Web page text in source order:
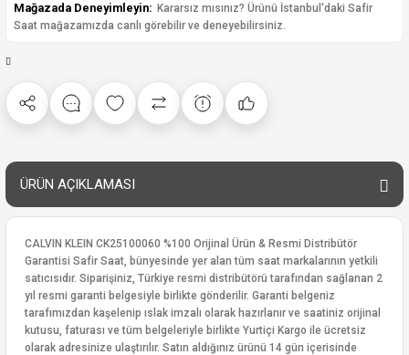
Mağazada Deneyimleyin: Kararsız mısınız? Ürünü İstanbul'daki Safir
Saat mağazamızda canlı görebilir ve deneyebilirsiniz.
ÜRÜN AÇIKLAMASI
CALVIN KLEIN CK25100060 %100 Orijinal Ürün & Resmi Distribütör
Garantisi Safir Saat, bünyesinde yer alan tüm saat markalarının yetkili
satıcısıdır. Siparişiniz, Türkiye resmi distribütörü tarafından sağlanan 2
yıl resmi garanti belgesiyle birlikte gönderilir. Garanti belgeniz
tarafımızdan kaşelenip ıslak imzalı olarak hazırlanır ve saatiniz orijinal
kutusu, faturası ve tüm belgeleriyle birlikte Yurtiçi Kargo ile ücretsiz
olarak adresinize ulaştırılır. Satın aldığınız ürünü 14 gün içerisinde